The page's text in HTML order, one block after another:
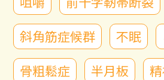
斜角筋症候群
不眠
骨粗鬆症
半月板